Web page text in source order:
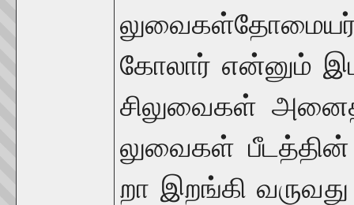
லுவைகள்
கோலார் என்னும்
சிலுவைகள்
லுவைகள் பீடத்தின்
றா இறங்கி வருவது